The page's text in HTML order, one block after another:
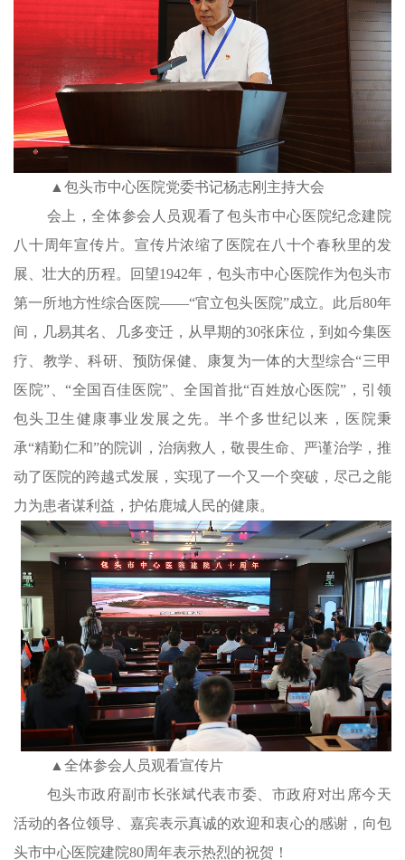
▲包头市中心医院党委书记杨志刚主持大会
会上，全体参会人员观看了包头市中心医院纪念建院
八十周年宣传片。宣传片浓缩了医院在八十个春秋里的发
展、壮大的历程。回望1942年，包头市中心医院作为包头市
第一所地方性综合医院——“官立包头医院”成立。此后80年
间，几易其名、几多变迁，从早期的30张床位，到如今集医
疗、教学、科研、预防保健、康复为一体的大型综合“三甲
医院”、“全国百佳医院”、全国首批“百姓放心医院”，引领
包头卫生健康事业发展之先。半个多世纪以来，医院秉
承“精勤仁和”的院训，治病救人，敬畏生命、严谨治学，推
动了医院的跨越式发展，实现了一个又一个突破，尽己之能
力为患者谋利益，护佑鹿城人民的健康。
▲全体参会人员观看宣传片
包头市政府副市长张斌代表市委、市政府对出席今天
活动的各位领导、嘉宾表示真诚的欢迎和衷心的感谢，向包
头市中心医院建院80周年表示热烈的祝贺！